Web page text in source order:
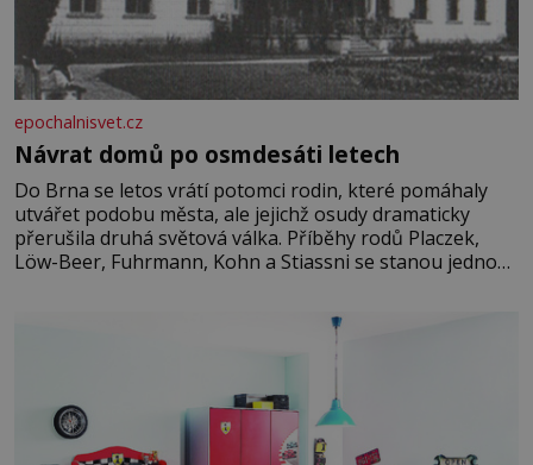
epochalnisvet.cz
Návrat domů po osmdesáti letech
Do Brna se letos vrátí potomci rodin, které pomáhaly
utvářet podobu města, ale jejichž osudy dramaticky
přerušila druhá světová válka. Příběhy rodů Placzek,
Löw-Beer, Fuhrmann, Kohn a Stiassni se stanou jednou
jednoduché. Místa, která si člověk pamatuje z rodinných